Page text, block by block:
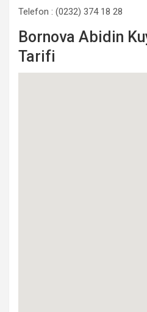
Telefon : (0232) 374 18 28
Bornova Abidin
Tarifi